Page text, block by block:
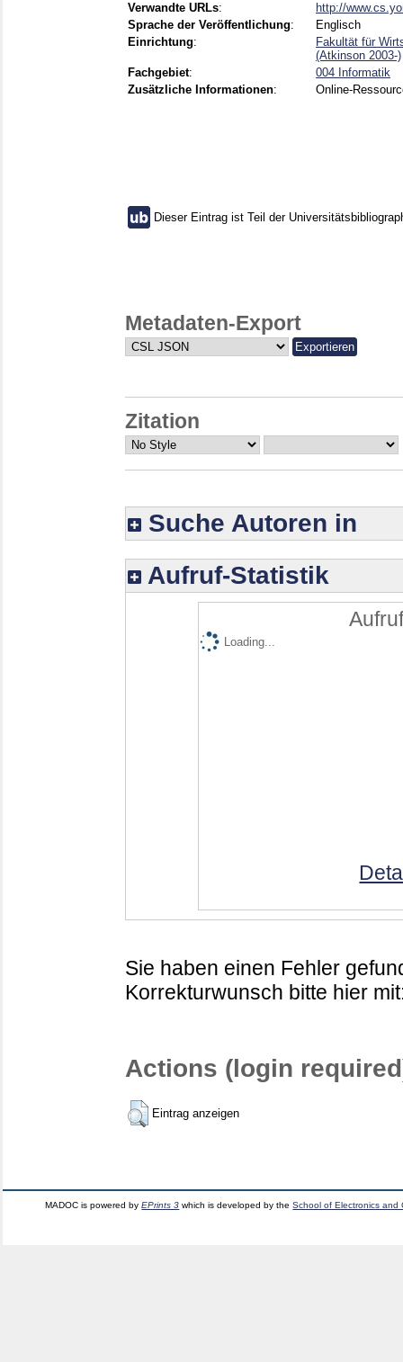
Verwandte URLs:
http://
Sprache der Veröffentlichung:
Englisch
Einrichtung:
Fakultät für
(Atkinson 2003-)
Fachgebiet:
004 Informatik
Zusätzliche Informationen: Online-
Dieser Eintrag ist Teil der
Metadaten-Export
Zitation
Suche Autoren in
Aufruf-Statistik
Loading...
Sie haben einen Fehler
Korrekturwunsch bitte hier
Actions (login
Eintrag anzeigen
MADOC is powered byEPrints 3 which is developed by theSchool of Electronics and